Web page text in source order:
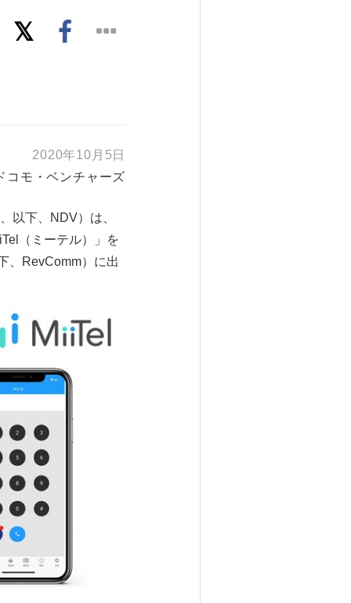
2020年10月5日
コモ・ベンチャーズ
以下、NDV）は、
（ミーテル）」を
、RevComm）に出